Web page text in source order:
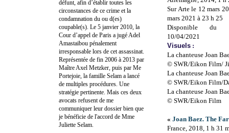
Sur Arte le 12 mars
mars 2021 à 23 h 25
Disponible du
10/04/2021
Visuels :
La chanteuse Joan
© SWR/Eikon Film/
La chanteuse Joan
© SWR/Eikon Film/
La chanteuse Joan
© SWR/Eikon Film
« Joan Baez. The
France, 2018, 1 h 31
défunt, afin d’établir toutes les
circonstances de ce crime et la
condamnation du ou d(es)
coupable(s). Le 5 janvier 2010, la
Cour d’appel de Paris a jugé Adel
Amastaibou pénalement
irresponsable lors de cet assassinat.
Représentée de fin 2006 à 2013 par
Maître Axel Metzker, puis par Me
Portejoie, la famille Selam a lancé
de multiples procédures. Une
stratégie pertinente. Mais ces deux
avocats refusent de me
communiquer leur dossier bien que
je bénéficie de l'accord de Mme
Juliette Selam.